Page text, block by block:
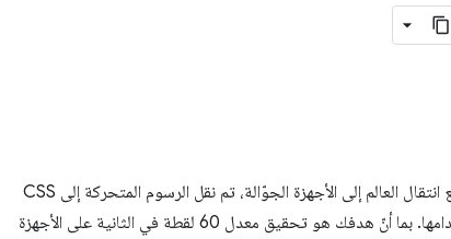
كان استخدام الرسوم المتحركة على الويب محصورًا في JavaScript، ولكن مع انتقال العالم إلى الأجهزة الجوّالة، تم نقل الرسوم المتحركة إلى CSS
بسبب البنية التعريفية والتحسينات التي تمكّنت المتصفّحات من إجرائها باستخدامها. بما أنّ هدفك هو تحقيق معدل 60 لقطة في الثانية على الأجهزة